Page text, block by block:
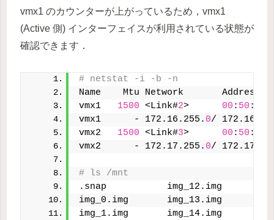
vmx1 のカウンターが上がっているため，vmx1
(Active 側) インターフェイスが利用されている状態が
確認できます．
# netstat -i -b -n
Name    Mtu Network
vmx1 1500 <Link#2> 00 : 50 :
vmx1      - 172.16.255. 0/
vmx2 1500 <Link#3> 00 : 50 :
vmx2      - 172.17.255. 0/
# ls /mnt
.snap           img_12.img
img_0.img       img_13.img
img_1.img       img_14.img